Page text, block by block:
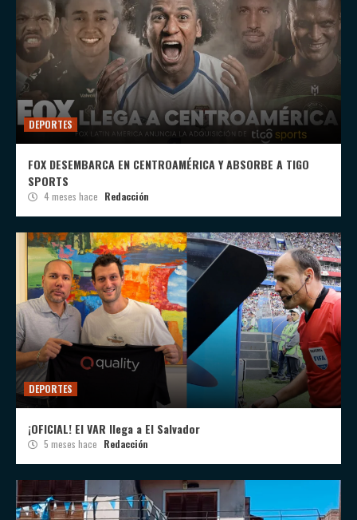
DEPORTES
FOX DESEMBARCA EN CENTROAMÉRICA Y ABSORBE A TIGO
SPORTS
4 meses hace Redacción
DEPORTES
¡OFICIAL! El VAR llega a El Salvador
5 meses hace Redacción